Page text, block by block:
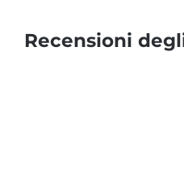
Recensioni